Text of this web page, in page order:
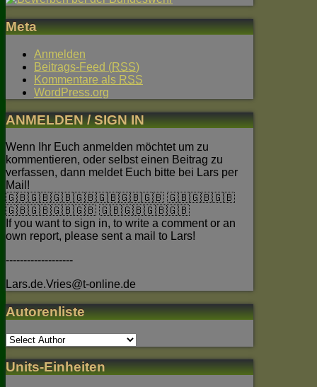
Meta
Anmelden
Beitrags-Feed (RSS)
Kommentare als RSS
WordPress.org
ANMELDEN / SIGN IN
Wenn Ihr Euch anmelden möchtet um zu
kommentieren, oder selbst einen Beitrag zu
verfassen, dann meldet Euch bitte bei Lars per
Mail!
🇬🇧🇬🇧🇬🇧🇬🇧🇬🇧🇬🇧🇬🇧 🇬🇧🇬🇧🇬🇧
🇬🇧🇬🇧🇬🇧🇬🇧 🇬🇧🇬🇧🇬🇧🇬🇧
If you want to sign in, to write a comment or an
own report, please sent a mail to Lars!
-------------------
Lars.de.Vries@t-online.de
Autorenliste
Units-Einheiten